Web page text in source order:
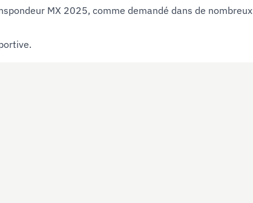
MX 2025, comme demandé dans de nombreux